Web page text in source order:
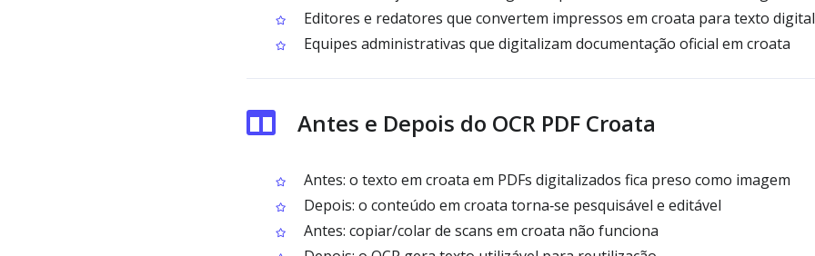
Editores e redatores que convertem impressos em croata para texto digital
Equipes administrativas que digitalizam documentação oficial em croata
Antes e Depois do OCR PDF Croata
Antes: o texto em croata em PDFs digitalizados fica preso como imagem
Depois: o conteúdo em croata torna‑se pesquisável e editável
Antes: copiar/colar de scans em croata não funciona